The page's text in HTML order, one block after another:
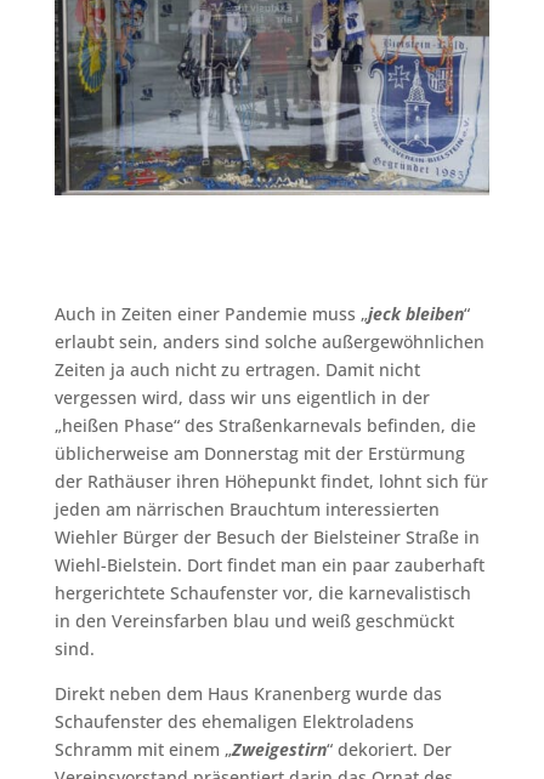
Auch in Zeiten einer Pandemie muss „jeck bleiben“
erlaubt sein, anders sind solche außergewöhnlichen
Zeiten ja auch nicht zu ertragen. Damit nicht
vergessen wird, dass wir uns eigentlich in der
„heißen Phase“ des Straßenkarnevals befinden, die
üblicherweise am Donnerstag mit der Erstürmung
der Rathäuser ihren Höhepunkt findet, lohnt sich für
jeden am närrischen Brauchtum interessierten
Wiehler Bürger der Besuch der Bielsteiner Straße in
Wiehl-Bielstein. Dort findet man ein paar zauberhaft
hergerichtete Schaufenster vor, die karnevalistisch
in den Vereinsfarben blau und weiß geschmückt
sind.
Direkt neben dem Haus Kranenberg wurde das
Schaufenster des ehemaligen Elektroladens
Schramm mit einem „Zweigestirn“ dekoriert. Der